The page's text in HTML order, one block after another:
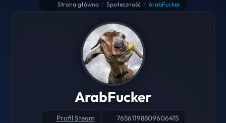
Strona główna / Społeczność / ArabFucker
ArabFucker
Profil Steam
76561198809606415